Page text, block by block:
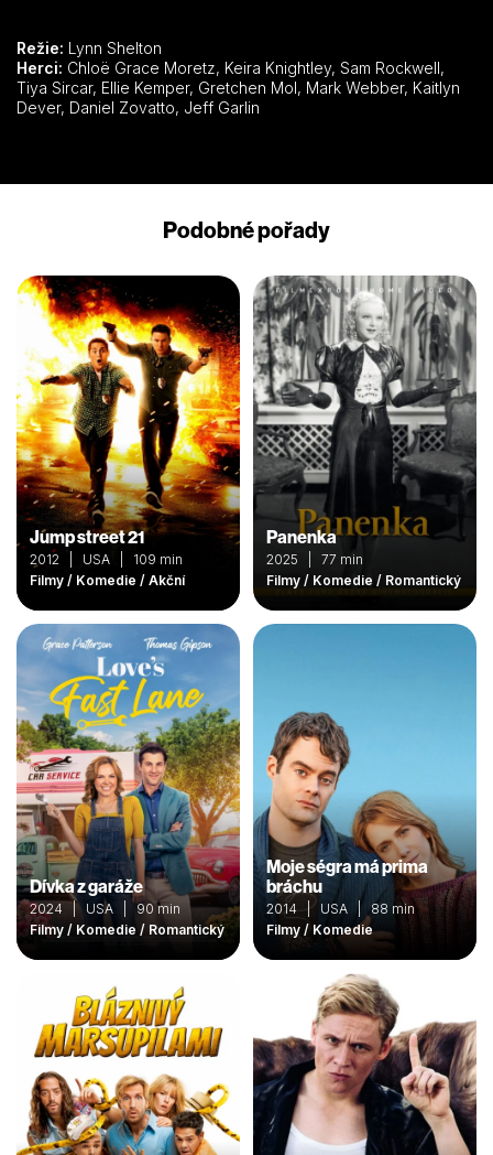
Režie: Lynn Shelton
Herci:
Tiya Sircar, Ellie Kemper, Gretchen Mol, Mark Webber, Kaitlyn
Dever, Daniel Zovatto, Jeff Garlin
Podobné pořady
Jump street 21
2012 | USA | 109 min
Filmy / Komedie / Akční
Panenka
2025 | 77 min
Filmy / Komedie / Romantický
Dívka z garáže
2024 | USA | 90 min
Filmy / Komedie / Romantický
Moje ségra má prima
bráchu
2014 | USA | 88 min
Filmy / Komedie